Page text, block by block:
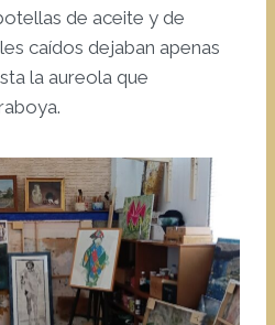
de aceite y de
caídos dejaban apenas
la aureola que